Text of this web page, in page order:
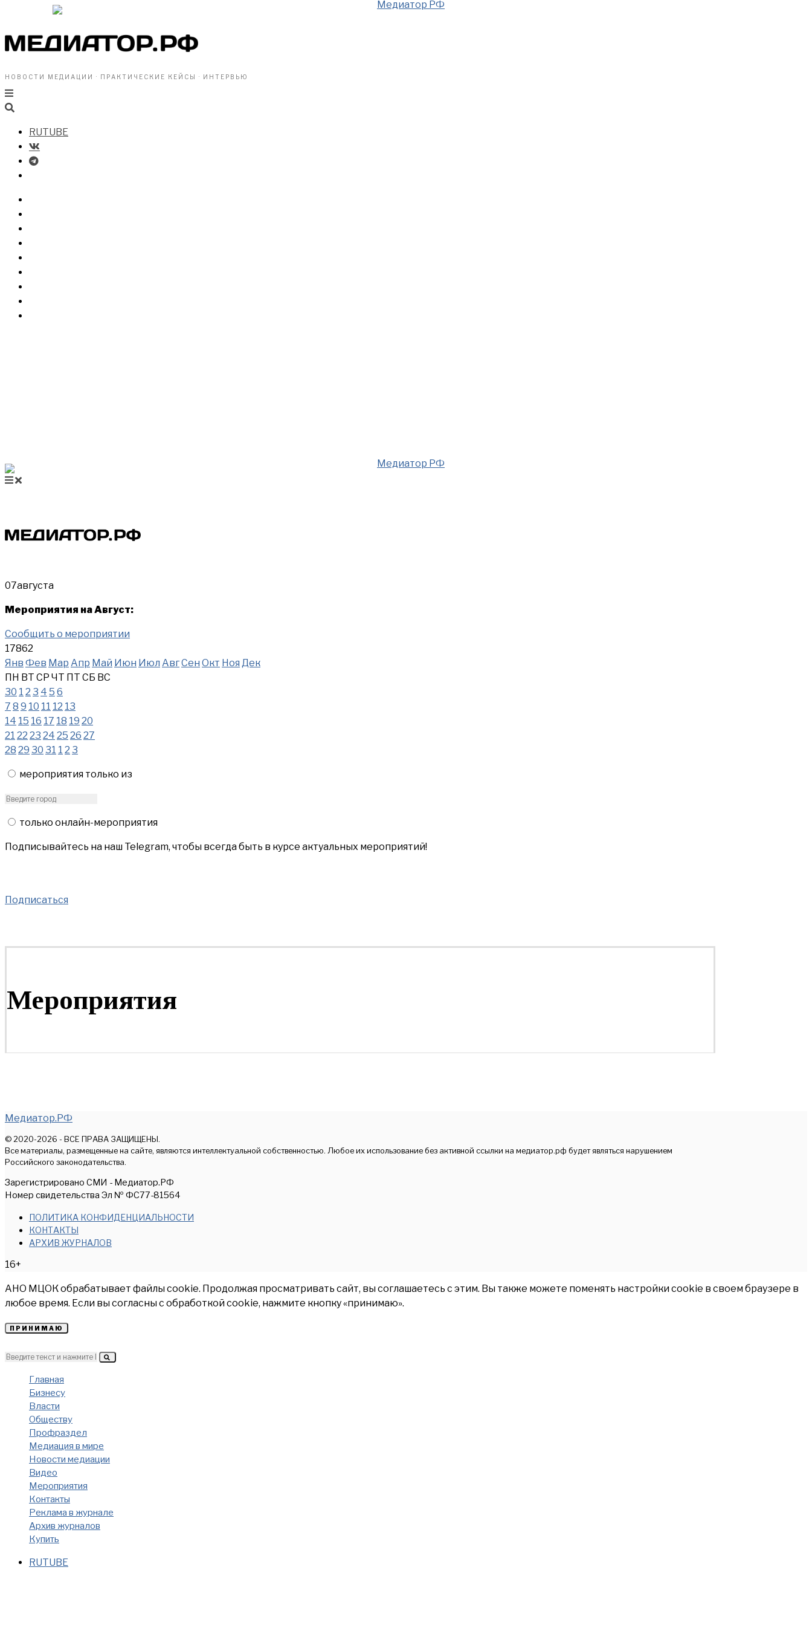
НОВОСТИ МЕДИАЦИИ · ПРАКТИЧЕСКИЕ КЕЙСЫ · ИНТЕРВЬЮ
RUTUBE
07августа
Мероприятия на Август:
Сообщить о мероприятии
17862
Янв Фев Мар Апр Май Июн Июл АвгСен Окт Ноя Дек
ПН ВТ СР ЧТ ПТ СБ ВС
30 1 2 3 4 5 6
7 8 9 10 11 12 13
14 15 16 17 18 19 20
21 22 23 24 25 26 27
28 29 30 31 1 2 3
мероприятия только из
только онлайн-мероприятия
Подписывайтесь на наш Telegram, чтобы всегда быть в курсе актуальных мероприятий!
Подписаться
Мероприятия
Медиатор.РФ
© 2020-2026 - ВСЕ ПРАВА ЗАЩИЩЕНЫ.
Все материалы, размещенные на сайте, являются интеллектуальной собственностью. Любое их использование без активной ссылки на медиатор.рф будет являться нарушением
Российского законодательства.
Зарегистрировано СМИ - Медиатор.РФ
Номер свидетельства Эл № ФС77-81564
ПОЛИТИКА КОНФИДЕНЦИАЛЬНОСТИ
КОНТАКТЫ
АРХИВ ЖУРНАЛОВ
16+
АНО МЦОК обрабатывает файлы cookie. Продолжая просматривать сайт, вы соглашаетесь с этим. Вы также можете поменять настройки cookie в своем браузере в
любое время. Если вы согласны с обработкой cookie, нажмите кнопку «принимаю».
ПРИНИМАЮ
Главная
Бизнесу
Власти
Обществу
Профраздел
Медиация в мире
Новости медиации
Видео
Мероприятия
Контакты
Реклама в журнале
Архив журналов
Купить
RUTUBE